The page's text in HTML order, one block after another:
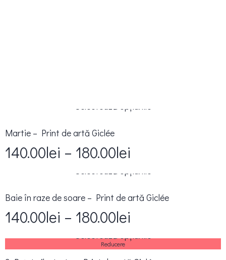
Selectează opțiunile
Martie – Print de artă Giclée
140.00lei – 180.00lei
Selectează opțiunile
Baie în raze de soare – Print de artă Giclée
140.00lei – 180.00lei
Reducere
Selectează opțiunile